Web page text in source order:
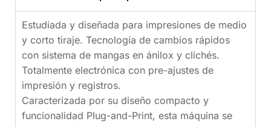
Estudiada y diseñada para impresiones de medio
y corto tiraje. Tecnología de cambios rápidos
con sistema de mangas en ánilox y clichés.
Totalmente electrónica con pre-ajustes de
impresión y registros.
Caracterizada por su diseño compacto y
funcionalidad Plug-and-Print, esta máquina se